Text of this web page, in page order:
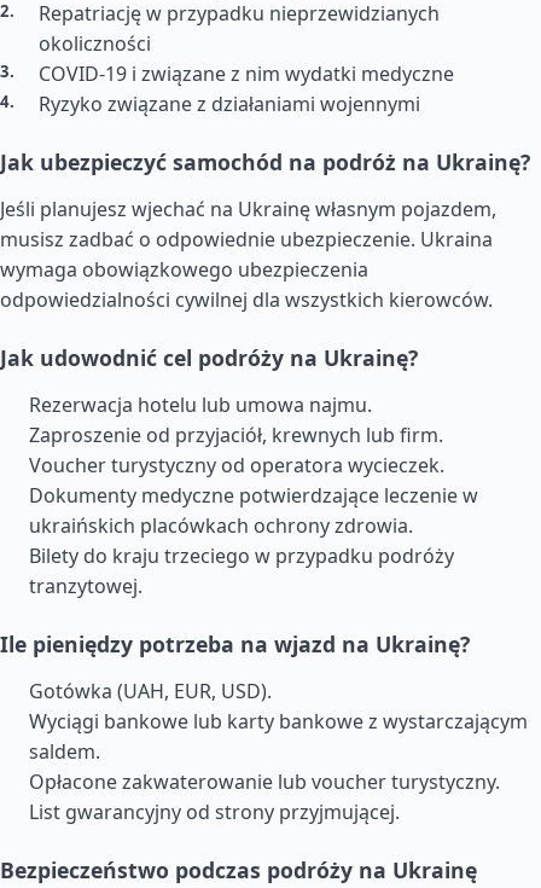
Repatriację w przypadku nieprzewidzianych
okoliczności
COVID-19 i związane z nim wydatki medyczne
Ryzyko związane z działaniami wojennymi
Jak ubezpieczyć samochód na podróż na Ukrainę?
Jeśli planujesz wjechać na Ukrainę własnym pojazdem,
musisz zadbać o odpowiednie ubezpieczenie. Ukraina
wymaga obowiązkowego ubezpieczenia
odpowiedzialności cywilnej dla wszystkich kierowców.
Jak udowodnić cel podróży na Ukrainę?
Rezerwacja hotelu lub umowa najmu.
Zaproszenie od przyjaciół, krewnych lub firm.
Voucher turystyczny od operatora wycieczek.
Dokumenty medyczne potwierdzające leczenie w
ukraińskich placówkach ochrony zdrowia.
Bilety do kraju trzeciego w przypadku podróży
tranzytowej.
Ile pieniędzy potrzeba na wjazd na Ukrainę?
Gotówka (UAH, EUR, USD).
Wyciągi bankowe lub karty bankowe z wystarczającym
saldem.
Opłacone zakwaterowanie lub voucher turystyczny.
List gwarancyjny od strony przyjmującej.
Bezpieczeństwo podczas podróży na Ukrainę